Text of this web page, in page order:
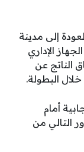
إلى مدينة
الإداري
الناتج عن
البطولة.
أمام
التالي من